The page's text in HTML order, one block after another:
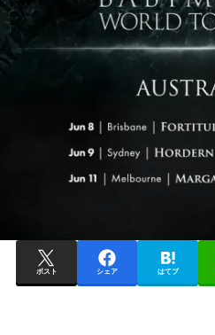
ポスト シェア はてブ